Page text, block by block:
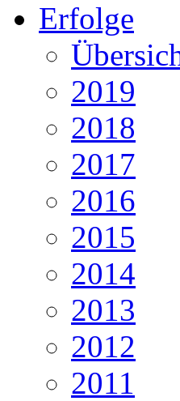
Erfolge
2019
2018
2017
2016
2015
2014
2013
2012
2011